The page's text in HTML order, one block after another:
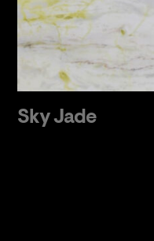
Sky Jade